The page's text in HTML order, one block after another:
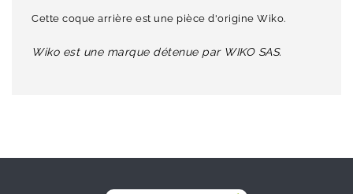
Cette coque arrière est une pièce d'origine Wiko.
Wiko est une marque détenue par WIKO SAS.